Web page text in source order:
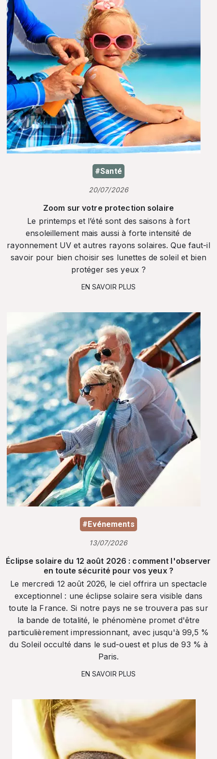
#Santé
20/07/2026
Zoom sur votre protection solaire
Le printemps et l’été sont des saisons à fort
ensoleillement mais aussi à forte intensité de
rayonnement UV et autres rayons solaires. Que faut-il
savoir pour bien choisir ses lunettes de soleil et bien
protéger ses yeux ?
EN SAVOIR PLUS
#Evénements
13/07/2026
Éclipse solaire du 12 août 2026 : comment l'observer
en toute sécurité pour vos yeux ?
Le mercredi 12 août 2026, le ciel offrira un spectacle
exceptionnel : une éclipse solaire sera visible dans
toute la France. Si notre pays ne se trouvera pas sur
la bande de totalité, le phénomène promet d'être
particulièrement impressionnant, avec jusqu'à 99,5 %
du Soleil occulté dans le sud-ouest et plus de 93 % à
Paris.
EN SAVOIR PLUS